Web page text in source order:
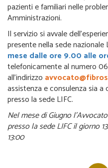
pazienti e familiari nelle
Amministrazioni.
Il servizio si avvale
presente nella sede nazionale
mese dalle ore 9.00 alle
telefonicamente al numero
all’indirizzo
assistenza e consulenza sia
presso la sede LIFC.
Nel mese di Giugno
presso la sede LIFC il giorno
13:00